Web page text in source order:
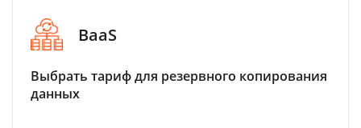
BaaS
Выбрать тариф для резервного копирования
данных